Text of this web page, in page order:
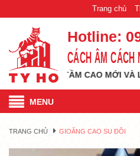
Trang chủ
Hotline:
CÁCH ÂM CÁCH
TỚI TẦM CAO MỚI VÀ
MENU
TRANG CHỦ GIOĂNG CAO SU ĐÔI